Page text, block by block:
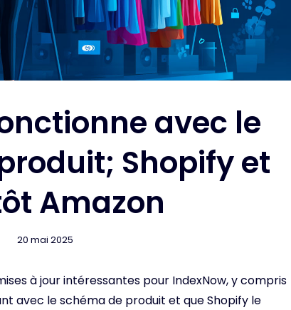
avec le
Shopify et
Amazon
20 mai 2025
à jour intéressantes pour IndexNow, y compris
avec le schéma de produit et que Shopify le